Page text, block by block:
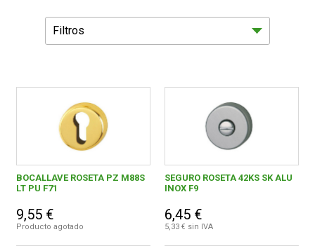
Filtros
Ferreteria
0,00 € - 9,99 € 5
20,00 € y superior 2
BOCALLAVE ROSETA PZ M88S
LT PU F71
9,55 €
Producto agotado
SEGURO ROSETA 42KS SK ALU
INOX F9
6,45 €
5,33 € sin IVA
NOVEDADES
BLOG
CONTACTAR